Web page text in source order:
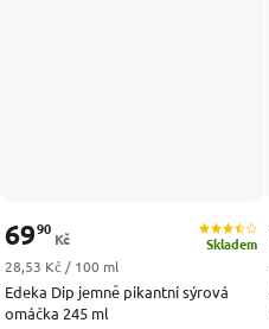
Edeka Dip jemně pikantní sýrová
omáčka 245 ml
Skladem
6990
Kč
Měrná cena:
28,53 Kč / 100 ml